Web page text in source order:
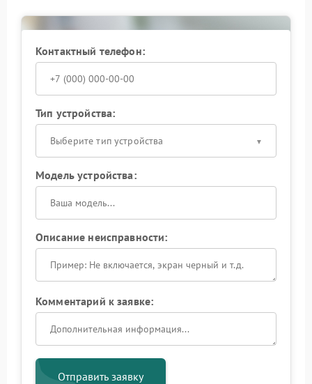
Контактный телефон:
Тип устройства:
Выберите тип устройства
Модель устройства:
Описание неисправности:
Комментарий к заявке:
Отправить заявку